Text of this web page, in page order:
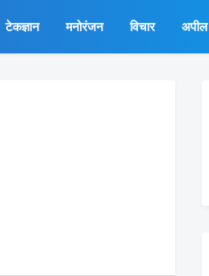
टेकज्ञान मनोरंजन विचार अपील